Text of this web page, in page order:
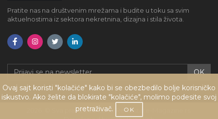
Pratite nas na društvenim mrežama i budite u toku sa svim
aktuelnostima iz sektora nekretnina, dizajna i stila života.
OK
2026. © Sva prava zadržana. RealEstate-Magazine.rs.
Ovaj sajt koristi "kolačiće" kako bi se obezbedilo bolje korisničko
iskustvo. Ako želite da blokirate "kolačiće", molimo podesite svoj
pretraživač.
OK